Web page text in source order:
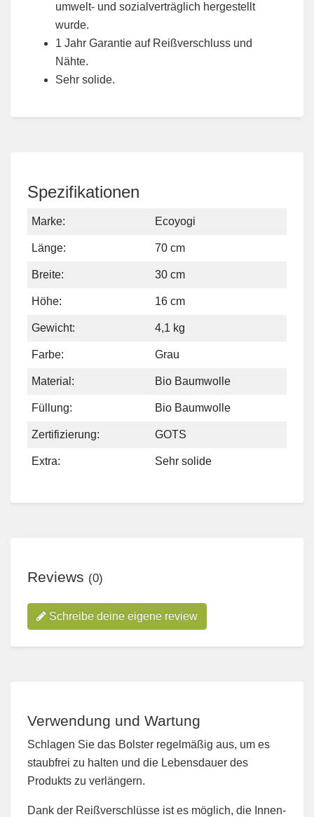
umwelt- und sozialverträglich hergestellt
wurde.
1 Jahr Garantie auf Reißverschluss und
Nähte.
Sehr solide.
Spezifikationen
Marke: Ecoyogi
Länge: 70 cm
Breite: 30 cm
Höhe: 16 cm
Gewicht: 4,1 kg
Farbe: Grau
Material: Bio Baumwolle
Füllung: Bio Baumwolle
Zertifizierung: GOTS
Extra: Sehr solide
Reviews (0)
Schreibe deine eigene review
Verwendung und Wartung
Schlagen Sie das Bolster regelmäßig aus, um es
staubfrei zu halten und die Lebensdauer des
Produkts zu verlängern.
Dank der Reißverschlüsse ist es möglich, die Innen-